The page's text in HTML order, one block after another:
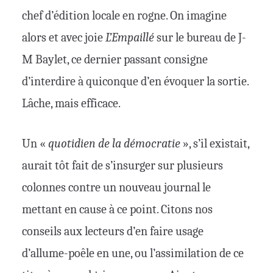
chef d’édition locale en rogne. On imagine
alors et avec joieL’Empaillésur le bureau de J-
M Baylet, ce dernier passant consigne
d’interdire à quiconque d’en évoquer la sortie.
Lâche, mais efficace.
Un « quotidien de la démocratie », s’il existait,
aurait tôt fait de s’insurger sur plusieurs
colonnes contre un nouveau journal le
mettant en cause à ce point. Citons nos
conseils aux lecteurs d’en faire usage
d’allume-poêle en une, ou l’assimilation de ce